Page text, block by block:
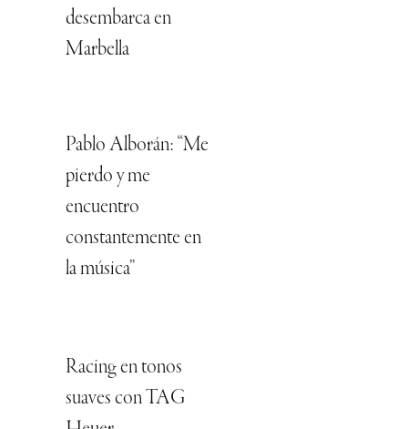
desembarca en
Marbella
Pablo Alborán: “Me
pierdo y me
encuentro
constantemente en
la música”
Racing en tonos
suaves con TAG